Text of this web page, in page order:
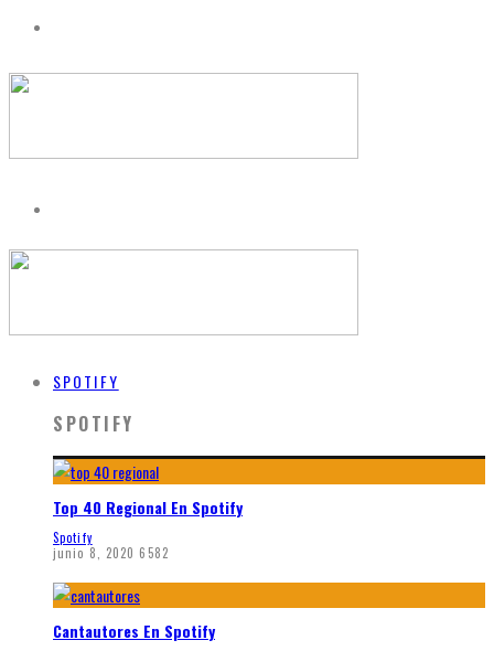
SPOTIFY
SPOTIFY
Top 40 Regional En Spotify
Spotify
junio 8, 2020 6582
Cantautores En Spotify